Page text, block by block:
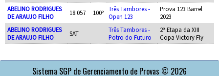
ABELINO RODRIGUES
DE ARAUJO FILHO
18.057 100º
Três Tambores -
Open 123
Prova 123 Barrel
2023
ABELINO RODRIGUES
DE ARAUJO FILHO
SAT
Três Tambores -
Potro do Futuro
2ª Etapa da XIII
Copa Victory Fly
Sistema SGP de Gerenciamento de Provas © 2026